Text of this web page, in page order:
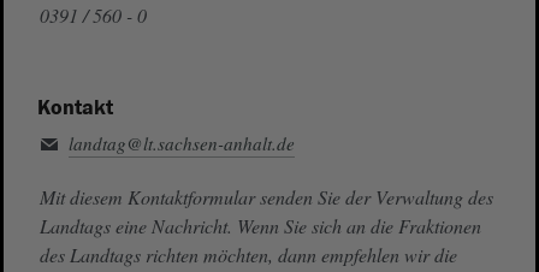
0391 / 560 - 0
Kontakt
landtag@lt.sachsen-anhalt.de
Mit diesem Kontaktformular senden Sie der Verwaltung des
Landtags eine Nachricht. Wenn Sie sich an die Fraktionen
des Landtags richten möchten, dann empfehlen wir die